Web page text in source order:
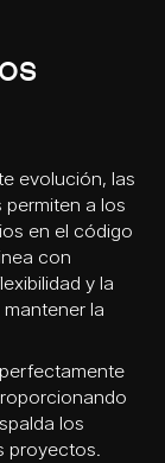
evolución, las
a los
en el código
con
y la
la
los
proyectos.